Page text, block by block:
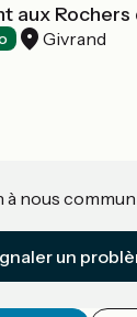
aux
Givrand
à nous
un